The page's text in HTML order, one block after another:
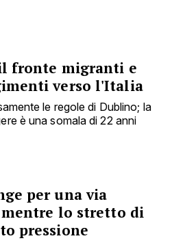
fronte migranti e
verso l'Italia
le regole di Dublino; la
è una somala di 22 anni
per una via
lo stretto di
pressione